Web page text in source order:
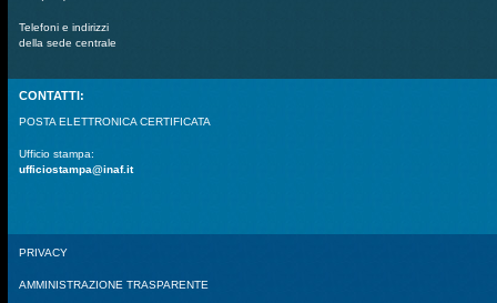
Telefoni e indirizzi
della sede centrale
CONTATTI:
POSTA ELETTRONICA CERTIFICATA
Ufficio stampa:
ufficiostampa@inaf.it
PRIVACY
AMMINISTRAZIONE TRASPARENTE